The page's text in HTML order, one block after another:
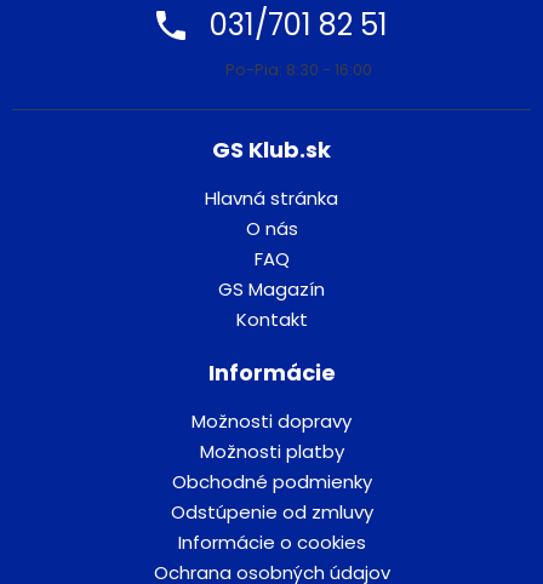
031/701 82 51
Po-Pia: 8:30 - 16:00
GS Klub.sk
Hlavná stránka
O nás
FAQ
GS Magazín
Kontakt
Informácie
Možnosti dopravy
Možnosti platby
Obchodné podmienky
Odstúpenie od zmluvy
Informácie o cookies
Ochrana osobných údajov